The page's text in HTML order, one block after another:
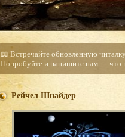
📖 Встречайте обновлённую
Попробуйте и напишите нам — что
Рейчел Шнайдер